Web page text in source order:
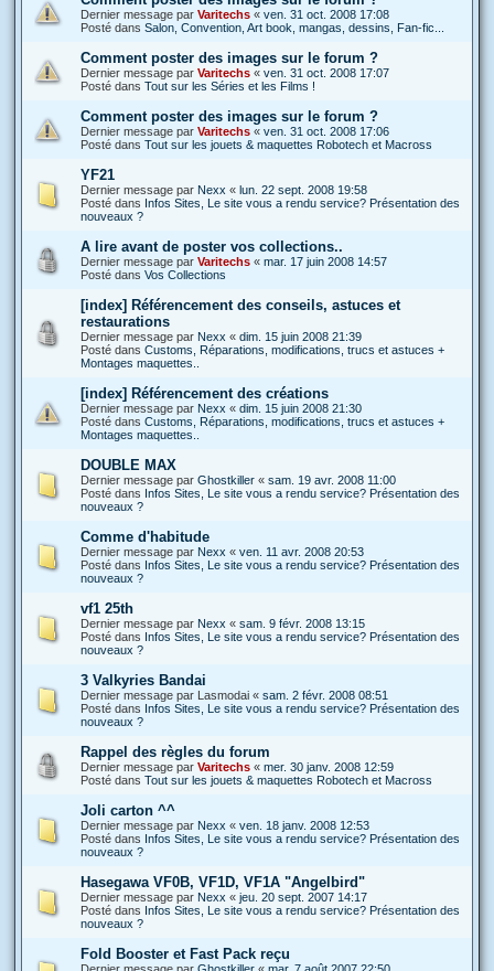
Dernier message par Varitechs « ven. 31 oct. 2008 17:08
Posté dans Salon, Convention, Art book, mangas, dessins, Fan-fic...
Comment poster des images sur le forum ?
Dernier message par Varitechs « ven. 31 oct. 2008 17:07
Posté dans Tout sur les Séries et les Films !
Comment poster des images sur le forum ?
Dernier message par Varitechs « ven. 31 oct. 2008 17:06
Posté dans Tout sur les jouets & maquettes Robotech et Macross
YF21
Dernier message par Nexx « lun. 22 sept. 2008 19:58
Posté dans Infos Sites, Le site vous a rendu service? Présentation des
nouveaux ?
A lire avant de poster vos collections..
Dernier message par Varitechs « mar. 17 juin 2008 14:57
Posté dans Vos Collections
[index] Référencement des conseils, astuces et
restaurations
Dernier message par Nexx « dim. 15 juin 2008 21:39
Posté dans Customs, Réparations, modifications, trucs et astuces +
Montages maquettes..
[index] Référencement des créations
Dernier message par Nexx « dim. 15 juin 2008 21:30
Posté dans Customs, Réparations, modifications, trucs et astuces +
Montages maquettes..
DOUBLE MAX
Dernier message par Ghostkiller « sam. 19 avr. 2008 11:00
Posté dans Infos Sites, Le site vous a rendu service? Présentation des
nouveaux ?
Comme d'habitude
Dernier message par Nexx « ven. 11 avr. 2008 20:53
Posté dans Infos Sites, Le site vous a rendu service? Présentation des
nouveaux ?
vf1 25th
Dernier message par Nexx « sam. 9 févr. 2008 13:15
Posté dans Infos Sites, Le site vous a rendu service? Présentation des
nouveaux ?
3 Valkyries Bandai
Dernier message par Lasmodai « sam. 2 févr. 2008 08:51
Posté dans Infos Sites, Le site vous a rendu service? Présentation des
nouveaux ?
Rappel des règles du forum
Dernier message par Varitechs « mer. 30 janv. 2008 12:59
Posté dans Tout sur les jouets & maquettes Robotech et Macross
Joli carton ^^
Dernier message par Nexx « ven. 18 janv. 2008 12:53
Posté dans Infos Sites, Le site vous a rendu service? Présentation des
nouveaux ?
Hasegawa VF0B, VF1D, VF1A "Angelbird"
Dernier message par Nexx « jeu. 20 sept. 2007 14:17
Posté dans Infos Sites, Le site vous a rendu service? Présentation des
nouveaux ?
Fold Booster et Fast Pack reçu
Dernier message par Ghostkiller « mar. 7 août 2007 22:50